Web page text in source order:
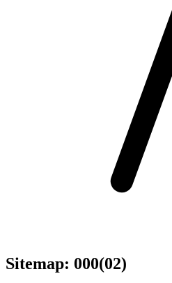
Sitemap: 000(02)